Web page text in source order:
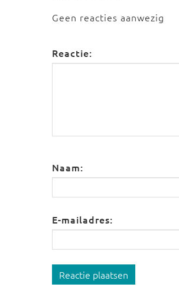
Geen reacties aanwezig
Reactie:
Naam:
E-mailadres:
Reactie plaatsen